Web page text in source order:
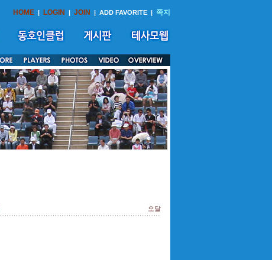
HOME | LOGIN | JOIN | ADD FAVORITE | 쪽지
오달